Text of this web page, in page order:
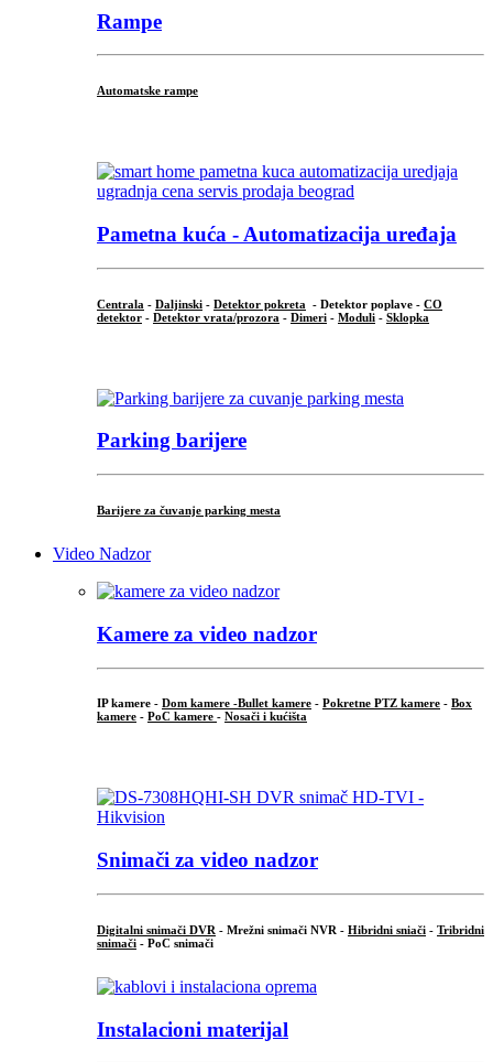
Rampe
Automatske rampe
Pametna kuća - Automatizacija uređaja
Centrala - Daljinski - Detektor pokreta - Detektor poplave - CO
detektor - Detektor vrata/prozora - Dimeri - Moduli - Sklopka
Parking barijere
Barijere za čuvanje parking mesta
Video Nadzor
Kamere za video nadzor
IP kamere - Dom kamere -Bullet kamere - Pokretne PTZ kamere - Box
kamere - PoC kamere - Nosači i kućišta
Snimači za video nadzor
Digitalni snimači DVR - Mrežni snimači NVR - Hibridni sniači - Tribridni
snimači - PoC snimači
Instalacioni materijal